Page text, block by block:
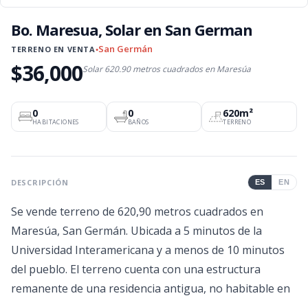
Bo. Maresua, Solar en San German
TERRENO EN VENTA ●San Germán
$36,000Solar 620.90 metros cuadrados en Maresúa
0
HABITACIONES
0
BAÑOS
620m²
TERRENO
DESCRIPCIÓN ES EN
Se vende terreno de 620,90 metros cuadrados en
Maresúa, San Germán. Ubicada a 5 minutos de la
Universidad Interamericana y a menos de 10 minutos
del pueblo. El terreno cuenta con una estructura
remanente de una residencia antigua, no habitable en